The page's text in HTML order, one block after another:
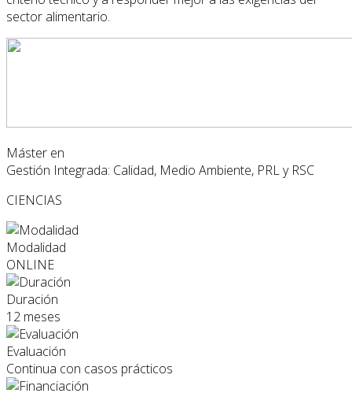
sector alimentario.
Máster en
Gestión Integrada: Calidad, Medio Ambiente, PRL y RSC
CIENCIAS
Modalidad
ONLINE
Duración
12 meses
Evaluación
Continua con casos prácticos